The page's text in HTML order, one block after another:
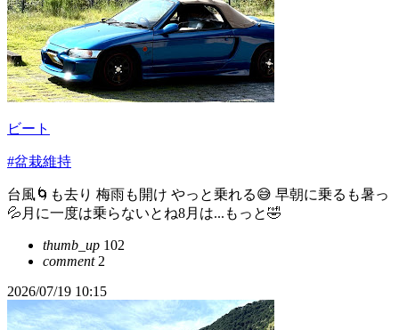
ビート
#盆栽維持
台風🌀も去り 梅雨も開け やっと乗れる😅 早朝に乗るも暑っ
💦月に一度は乗らないとね8月は...もっと🤣
thumb_up 102
comment2
2026/07/19 10:15